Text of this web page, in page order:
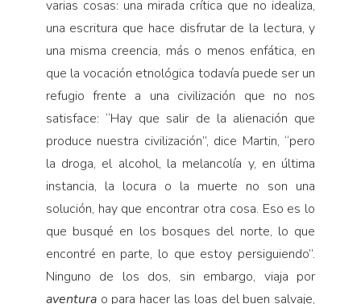
varias cosas: una mirada crítica que no idealiza,
una escritura que hace disfrutar de la lectura, y
una misma creencia, más o menos enfática, en
que la vocación etnológica todavía puede ser un
refugio frente a una civilización que no nos
satisface: “Hay que salir de la alienación que
produce nuestra civilización”, dice Martin, “pero
la droga, el alcohol, la melancolía y, en última
instancia, la locura o la muerte no son una
solución, hay que encontrar otra cosa. Eso es lo
que busqué en los bosques del norte, lo que
encontré en parte, lo que estoy persiguiendo”.
Ninguno de los dos, sin embargo, viaja por
aventurao para hacer las loas del buen salvaje,